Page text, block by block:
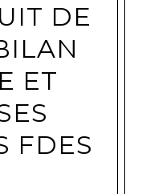
DE
ET
FDES